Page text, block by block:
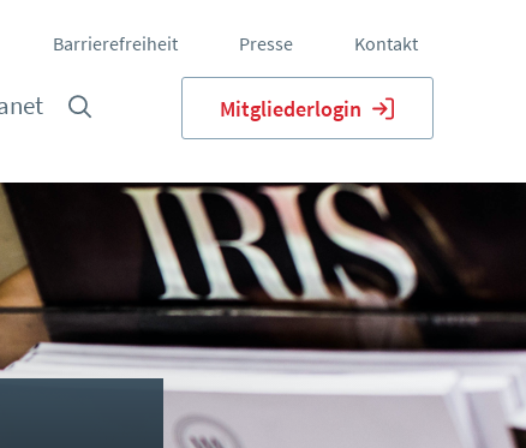
Barrierefreiheit Presse Kontakt
Mitgliederlogin